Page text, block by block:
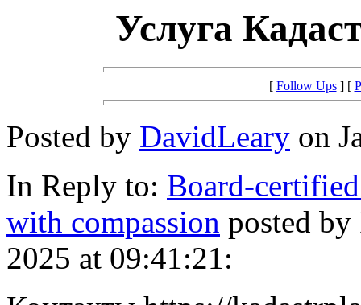
Услуга
[ Follow Ups] [
Posted by DavidLeary on
In Reply to: Board-
with compassion posted
2025 at 09:41:21: